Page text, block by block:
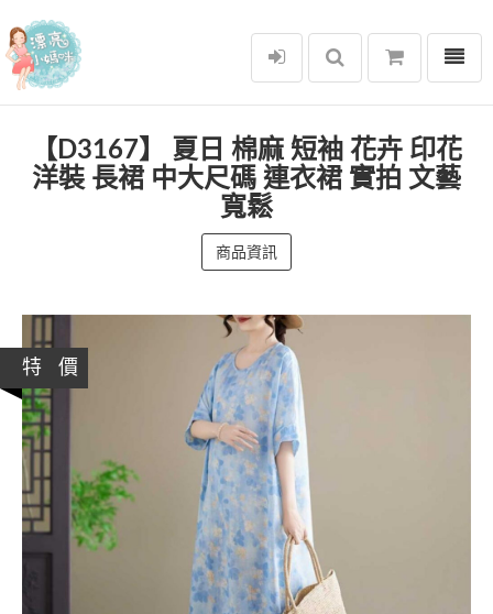
漂亮小媽咪
選單
【D3167】 夏日 棉麻 短袖 花卉 印花
洋裝 長裙 中大尺碼 連衣裙 實拍 文藝
寬鬆
商品資訊
特 價